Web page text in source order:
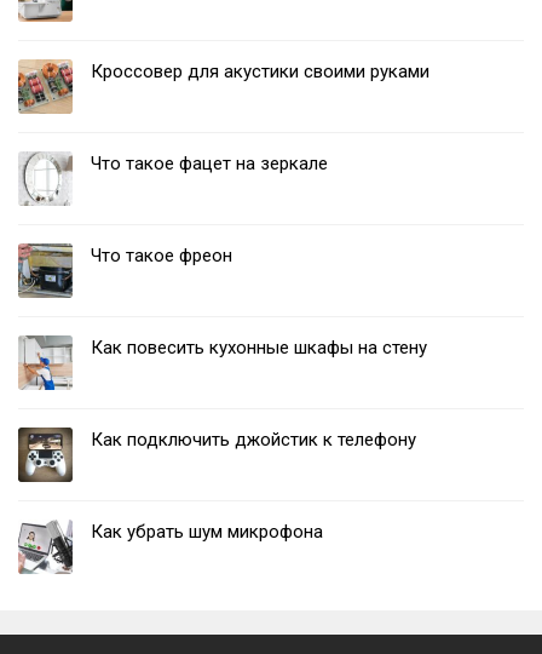
Кроссовер для акустики своими руками
Что такое фацет на зеркале
Что такое фреон
Как повесить кухонные шкафы на стену
Как подключить джойстик к телефону
Как убрать шум микрофона